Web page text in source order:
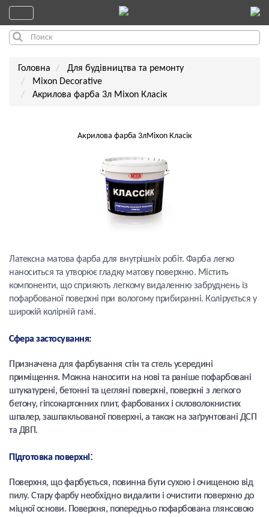
Головна
Для будівництва та ремонту
Mixon Decorative
Акрилова фарба 3л Mixon Класік
Акрилова фарба 3лMixon Класік
Латексна матова фарба для внутрішніх робіт. Фарба легко
наноситься та утворює гладку матову поверхню. Містить
компоненти, що сприяють легкому видаленню забруднень із
пофарбованої поверхні при вологому прибиранні. Колірується у
широкій колірній гамі.
Сфера застосування:
Призначена для фарбування стін та стель усередині
приміщення. Можна наносити на нові та раніше пофарбовані
штукатурені, бетонні та цегляні поверхні, поверхні з легкого
бетону, гіпсокартонних плит, фарбованих і скловолокнистих
шпалер, зашпакльованої поверхні, а також на заґрунтовані ДСП
та ДВП.
Підготовка поверхні:
Поверхня, що фарбується, повинна бути сухою і очищеною від
пилу. Стару фарбу необхідно видалити і очистити поверхню до
міцної основи. Поверхня, попередньо пофарбована глянсовою